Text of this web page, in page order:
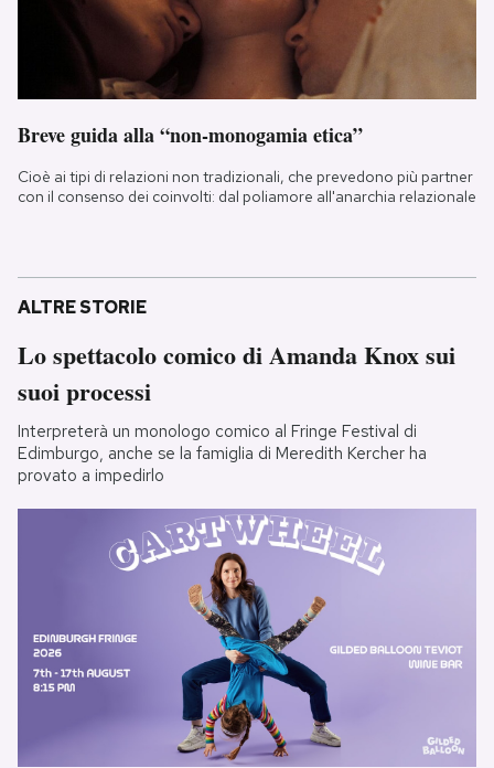
Breve guida alla “non-monogamia etica”
Cioè ai tipi di relazioni non tradizionali, che prevedono più partner
con il consenso dei coinvolti: dal poliamore all'anarchia relazionale
ALTRE STORIE
Lo spettacolo comico di Amanda Knox sui
suoi processi
Interpreterà un monologo comico al Fringe Festival di
Edimburgo, anche se la famiglia di Meredith Kercher ha
provato a impedirlo